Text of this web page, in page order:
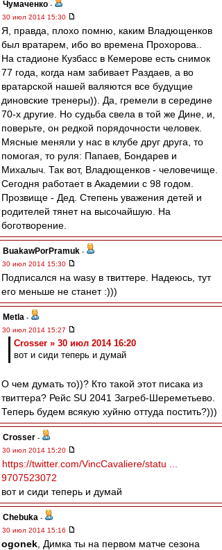
Чумаченко -
30 июл 2014 15:30
Я, правда, плохо помню, каким Владющенков
был вратарем, ибо во времена Прохорова..
На стадионе Кузбасс в Кемерове есть снимок
77 года, когда нам забивает Раздаев, а во
вратарской нашей валяются все будущие
диновские тренеры)). Да, гремели в середине
70-х другие. Но судьба свела в той же Дине, и,
поверьте, он редкой порядочности человек.
Мясные меняли у нас в клубе друг друга, то
помогая, то руля: Папаев, Бондарев и
Михалыч. Так вот, Владющенков - человечище.
Сегодня работает в Академии с 98 годом.
Прозвище - Дед. Степень уважения детей и
родителей тянет на высочайшую. На
боготворение.
BuakawPorPramuk -
30 июл 2014 15:30
Подписался на wasy в твиттере. Надеюсь, тут
его меньше не станет :)))
Metla -
30 июл 2014 15:27
Crosser » 30 июл 2014 16:20
вот и сиди теперь и думай
О чем думать то))? Кто такой этот писака из
твиттера? Рейс SU 2041 Загреб-Шереметьево.
Теперь будем всякую хуйню оттуда постить?)))
Crosser -
30 июл 2014 15:20
https://twitter.com/VincCavaliere/statu ...
9707523072
вот и сиди теперь и думай
Chebuka -
30 июл 2014 15:16
ogonek , Димка ты на первом матче сезона